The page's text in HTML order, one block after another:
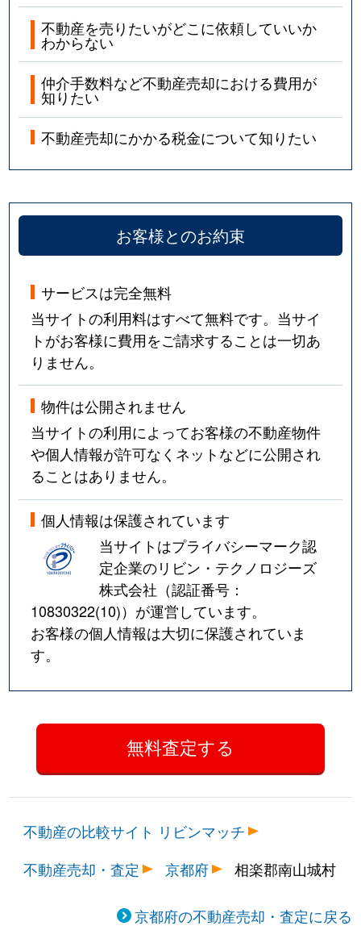
不動産を売りたいがどこに依頼していいか
わからない
仲介手数料など不動産売却における費用が
知りたい
不動産売却にかかる税金について知りたい
お客様とのお約束
サービスは完全無料
当サイトの利用料はすべて無料です。当サイ
トがお客様に費用をご請求することは一切あ
りません。
物件は公開されません
当サイトの利用によってお客様の不動産物件
や個人情報が許可なくネットなどに公開され
ることはありません。
個人情報は保護されています
当サイトはプライバシーマーク認
定企業のリビン・テクノロジーズ
株式会社（認証番号：
10830322(10)）が運営しています。
お客様の個人情報は大切に保護されていま
す。
不動産の比較サイト リビンマッチ
不動産売却・査定
京都府 相楽郡南山城村
京都府の不動産売却・査定に戻る